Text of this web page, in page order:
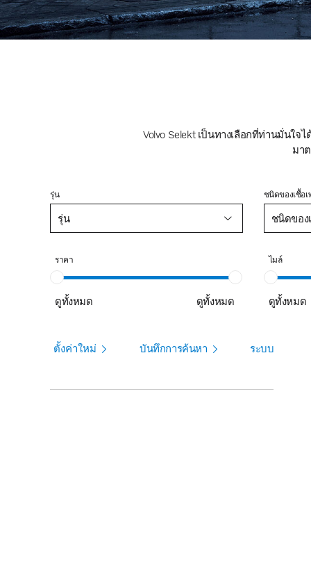
Volvo Selekt เป็นทางเลือกที่ท่านมั่นใ
มา
รุ่น
รุ่น
ชนิดของเชื้อเ
ชนิดของ
ราคา
ดูทั้งหมด ดูทั้งหมด
ไมล์
ดูทั้งหมด
ตั้งค่าใหม่ บันทึกการค้นหา ระบบแจ้งเตือ